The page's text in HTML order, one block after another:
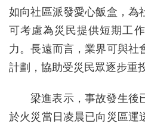
如向社區派發愛心飯盒，為
可考慮為災民提供短期工
力。長遠而言，業界可與社
計劃，協助受災民眾逐步重
梁進表示，事故發生後
於火災當日凌晨已向災區運